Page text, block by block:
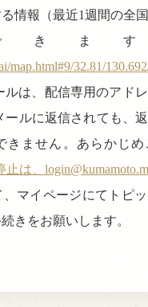
情報（最近1週間の全
きます
map.html#9/32.81/
、配信専用のアドレ
ールに返信されても、
きません。あらかじめ
止は、
、マイページにてトピ
きをお願いします。